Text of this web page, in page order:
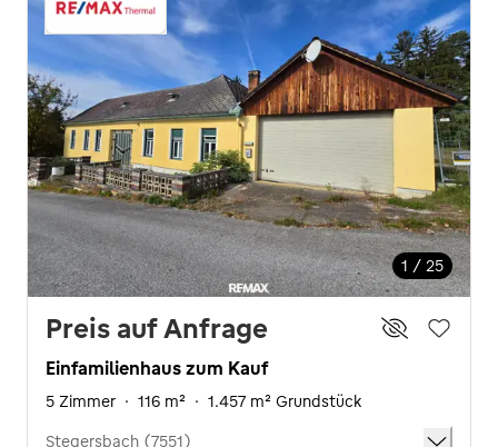
1 / 25
Preis auf Anfrage
Einfamilienhaus zum Kauf
5 Zimmer · 116 m² · 1.457 m² Grundstück
Stegersbach (7551)